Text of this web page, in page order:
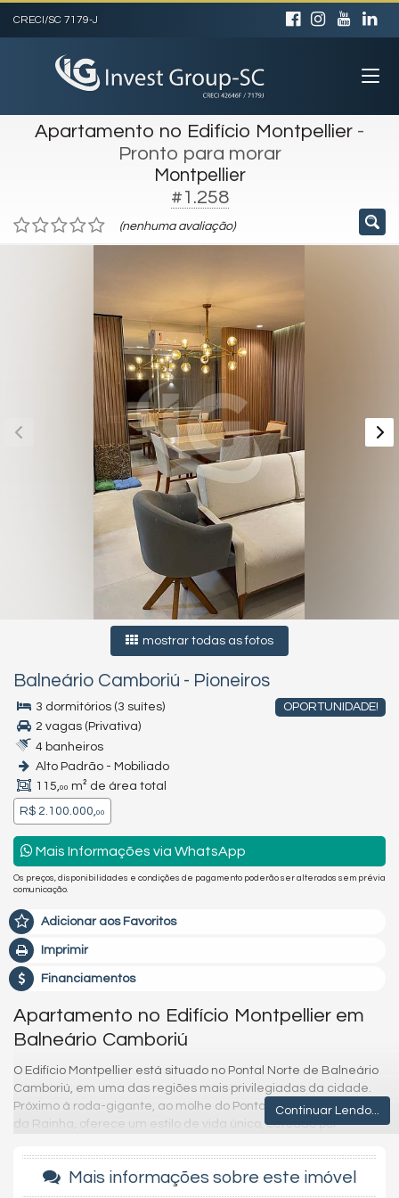
CRECI/SC 7179-J
Apartamento no Edifício Montpellier -
Pronto para morar
Montpellier
#1.258
(nenhuma avaliação)
mostrar todas as fotos
Balneário Camboriú - Pioneiros
OPORTUNIDADE!
3 dormitórios (3 suítes)
2 vagas (Privativa)
4 banheiros
Alto Padrão - Mobiliado
115,00 m² de área total
R$ 2.100.000,00
Mais Informações via WhatsApp
Os preços, disponibilidades e condições de pagamento poderão ser alterados sem prévia
comunicação.
Adicionar aos Favoritos
Imprimir
Financiamentos
Apartamento no Edifício Montpellier em
Balneário Camboriú
O Edifício Montpellier está situado no Pontal Norte de Balneário
Camboriú, em uma das regiões mais privilegiadas da cidade.
Próximo à roda-gigante, ao molhe do Pontal Norte e à Estrada
da Rainha, oferece um estilo de vida único, cercado por
aberto.
Este apartamento exclusivo ocupa um andar inteiro, garantindo
Continuar Lendo...
Mais informações sobre este imóvel